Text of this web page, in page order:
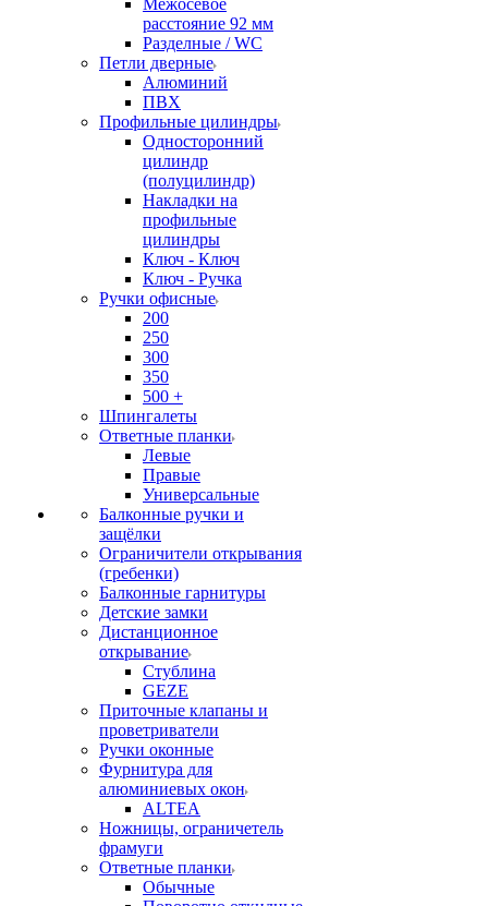
Межосевое
расстояние 92 мм
Разделные / WC
Петли дверные
Алюминий
ПВХ
Профильные цилиндры
Односторонний
цилиндр
(полуцилиндр)
Накладки на
профильные
цилиндры
Ключ - Ключ
Ключ - Ручка
Ручки офисные
200
250
300
350
500 +
Шпингалеты
Ответные планки
Левые
Правые
Универсальные
Балконные ручки и
защёлки
Ограничители открывания
(гребенки)
Балконные гарнитуры
Детские замки
Дистанционное
открывание
Стублина
GEZE
Приточные клапаны и
проветриватели
Ручки оконные
Фурнитура для
алюминиевых окон
ALTEA
Ножницы, ограничетель
фрамуги
Ответные планки
Обычные